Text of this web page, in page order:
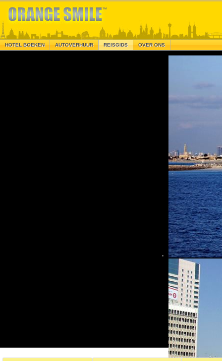
HOTEL BOEKEN AUTOVERHUUR REISGIDS OVER ONS